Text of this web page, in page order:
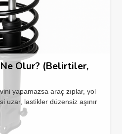
Olur? (Belirtiler,
yapamazsa araç zıplar, yol
uzar, lastikler düzensiz aşınır